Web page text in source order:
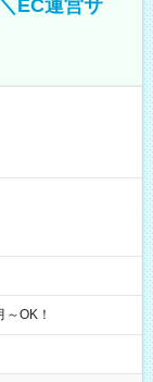
EC運営サ
OK！